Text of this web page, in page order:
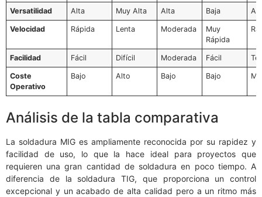
Versatilidad Alta Muy Alta Alta Baja
Velocidad Rápida Lenta Moderada
Muy
Rápida
Facilidad Fácil Difícil Moderada Fácil
Coste
Operativo
Bajo Alto Bajo Bajo
Análisis de la tabla comparativa
La soldadura MIG es ampliamente reconocida por su rapidez y
facilidad de uso, lo que la hace ideal para proyectos que
requieren una gran cantidad de soldadura en poco tiempo. A
diferencia de la soldadura TIG, que proporciona un control
excepcional y un acabado de alta calidad pero a un ritmo más